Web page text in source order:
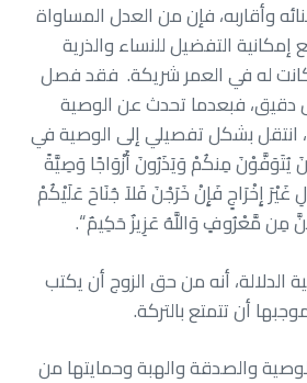
وأقاربه، فإن من العدل المساواة
التفضيل للنساء والذرية
كانت له في العمر شريكة. فقد فصل
دقيق، فبعدما تحدث عن الوصية
انتقل بشكل تفصيلي إلى الوصية في
يُتَوَفَّوْنَ مِنكُمْ وَيَذَرُونَ أَزْوَاجًا وَصِيَّةً
غَيْرَ إِخْرَاجٍ فَإِنْ خَرَجْنَ فَلاَ جُنَاحَ عَلَيْكُمْ
مَّعْرُوفٍ وَاللَّهُ عَزِيزٌ حَكِيمٌ “.
الدلالة، أنه من حق الزوج أن يكتب
أن تتمتع بالتركة.
والصدقة والهبة وحمايتها من